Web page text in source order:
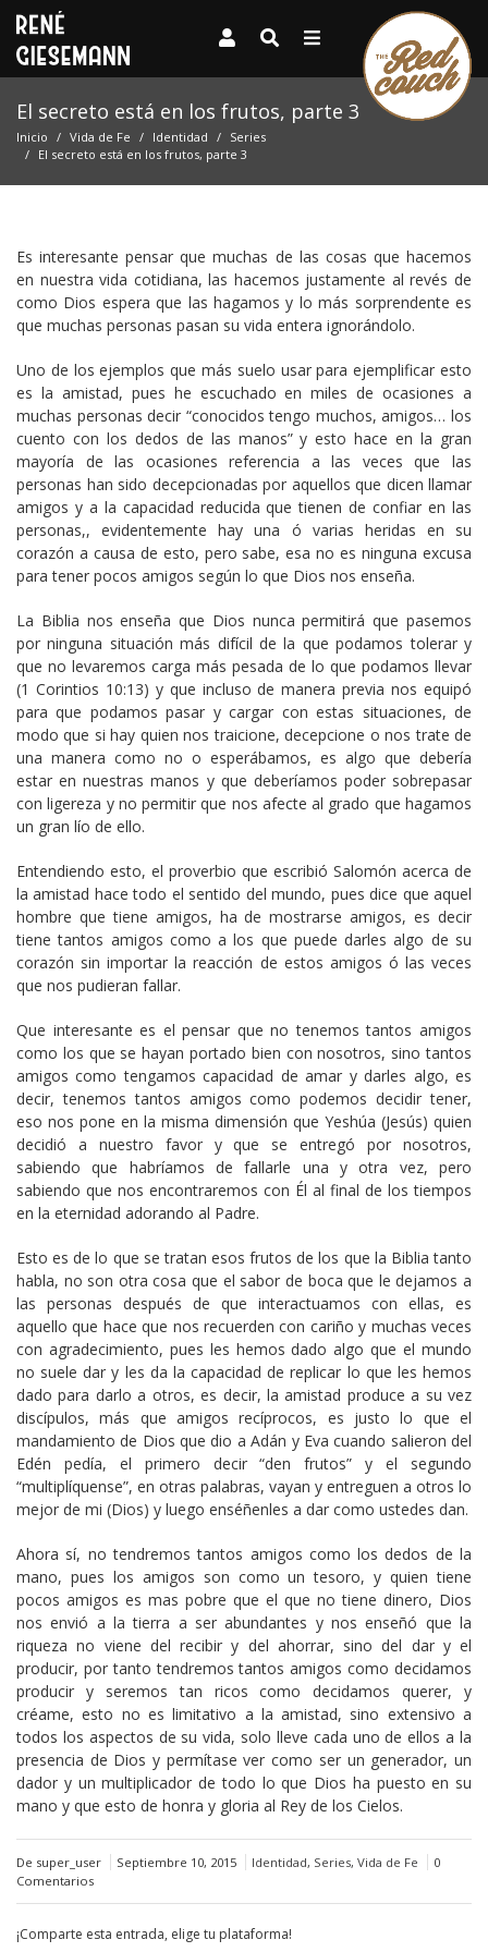
El secreto está en los frutos, parte 3
Inicio Vida de Fe Identidad
Series
El secreto está en los frutos, parte 3
Es interesante pensar que muchas de las cosas que hacemos
en nuestra vida cotidiana, las hacemos justamente al revés de
como Dios espera que las hagamos y lo más sorprendente es
que muchas personas pasan su vida entera ignorándolo.
Uno de los ejemplos que más suelo usar para ejemplificar esto
es la amistad, pues he escuchado en miles de ocasiones a
muchas personas decir “conocidos tengo muchos, amigos… los
cuento con los dedos de las manos” y esto hace en la gran
mayoría de las ocasiones referencia a las veces que las
personas han sido decepcionadas por aquellos que dicen llamar
amigos y a la capacidad reducida que tienen de confiar en las
personas,, evidentemente hay una ó varias heridas en su
corazón a causa de esto, pero sabe, esa no es ninguna excusa
para tener pocos amigos según lo que Dios nos enseña.
La Biblia nos enseña que Dios nunca permitirá que pasemos
por ninguna situación más difícil de la que podamos tolerar y
que no levaremos carga más pesada de lo que podamos llevar
(1 Corintios 10:13) y que incluso de manera previa nos equipó
para que podamos pasar y cargar con estas situaciones, de
modo que si hay quien nos traicione, decepcione o nos trate de
una manera como no o esperábamos, es algo que debería
estar en nuestras manos y que deberíamos poder sobrepasar
con ligereza y no permitir que nos afecte al grado que hagamos
un gran lío de ello.
Entendiendo esto, el proverbio que escribió Salomón acerca de
la amistad hace todo el sentido del mundo, pues dice que aquel
hombre que tiene amigos, ha de mostrarse amigos, es decir
tiene tantos amigos como a los que puede darles algo de su
corazón sin importar la reacción de estos amigos ó las veces
que nos pudieran fallar.
Que interesante es el pensar que no tenemos tantos amigos
como los que se hayan portado bien con nosotros, sino tantos
amigos como tengamos capacidad de amar y darles algo, es
decir, tenemos tantos amigos como podemos decidir tener,
eso nos pone en la misma dimensión que Yeshúa (Jesús) quien
decidió a nuestro favor y que se entregó por nosotros,
sabiendo que habríamos de fallarle una y otra vez, pero
sabiendo que nos encontraremos con Él al final de los tiempos
en la eternidad adorando al Padre.
Esto es de lo que se tratan esos frutos de los que la Biblia tanto
habla, no son otra cosa que el sabor de boca que le dejamos a
las personas después de que interactuamos con ellas, es
aquello que hace que nos recuerden con cariño y muchas veces
con agradecimiento, pues les hemos dado algo que el mundo
no suele dar y les da la capacidad de replicar lo que les hemos
dado para darlo a otros, es decir, la amistad produce a su vez
discípulos, más que amigos recíprocos, es justo lo que el
mandamiento de Dios que dio a Adán y Eva cuando salieron del
Edén pedía, el primero decir “den frutos” y el segundo
“multiplíquense”, en otras palabras, vayan y entreguen a otros lo
mejor de mi (Dios) y luego enséñenles a dar como ustedes dan.
Ahora sí, no tendremos tantos amigos como los dedos de la
mano, pues los amigos son como un tesoro, y quien tiene
pocos amigos es mas pobre que el que no tiene dinero, Dios
nos envió a la tierra a ser abundantes y nos enseñó que la
riqueza no viene del recibir y del ahorrar, sino del dar y el
producir, por tanto tendremos tantos amigos como decidamos
producir y seremos tan ricos como decidamos querer, y
créame, esto no es limitativo a la amistad, sino extensivo a
todos los aspectos de su vida, solo lleve cada uno de ellos a la
presencia de Dios y permítase ver como ser un generador, un
dador y un multiplicador de todo lo que Dios ha puesto en su
mano y que esto de honra y gloria al Rey de los Cielos.
De super_user Septiembre 10, 2015 Identidad, Series, Vida de Fe
0
Comentarios
¡Comparte esta entrada, elige tu plataforma!